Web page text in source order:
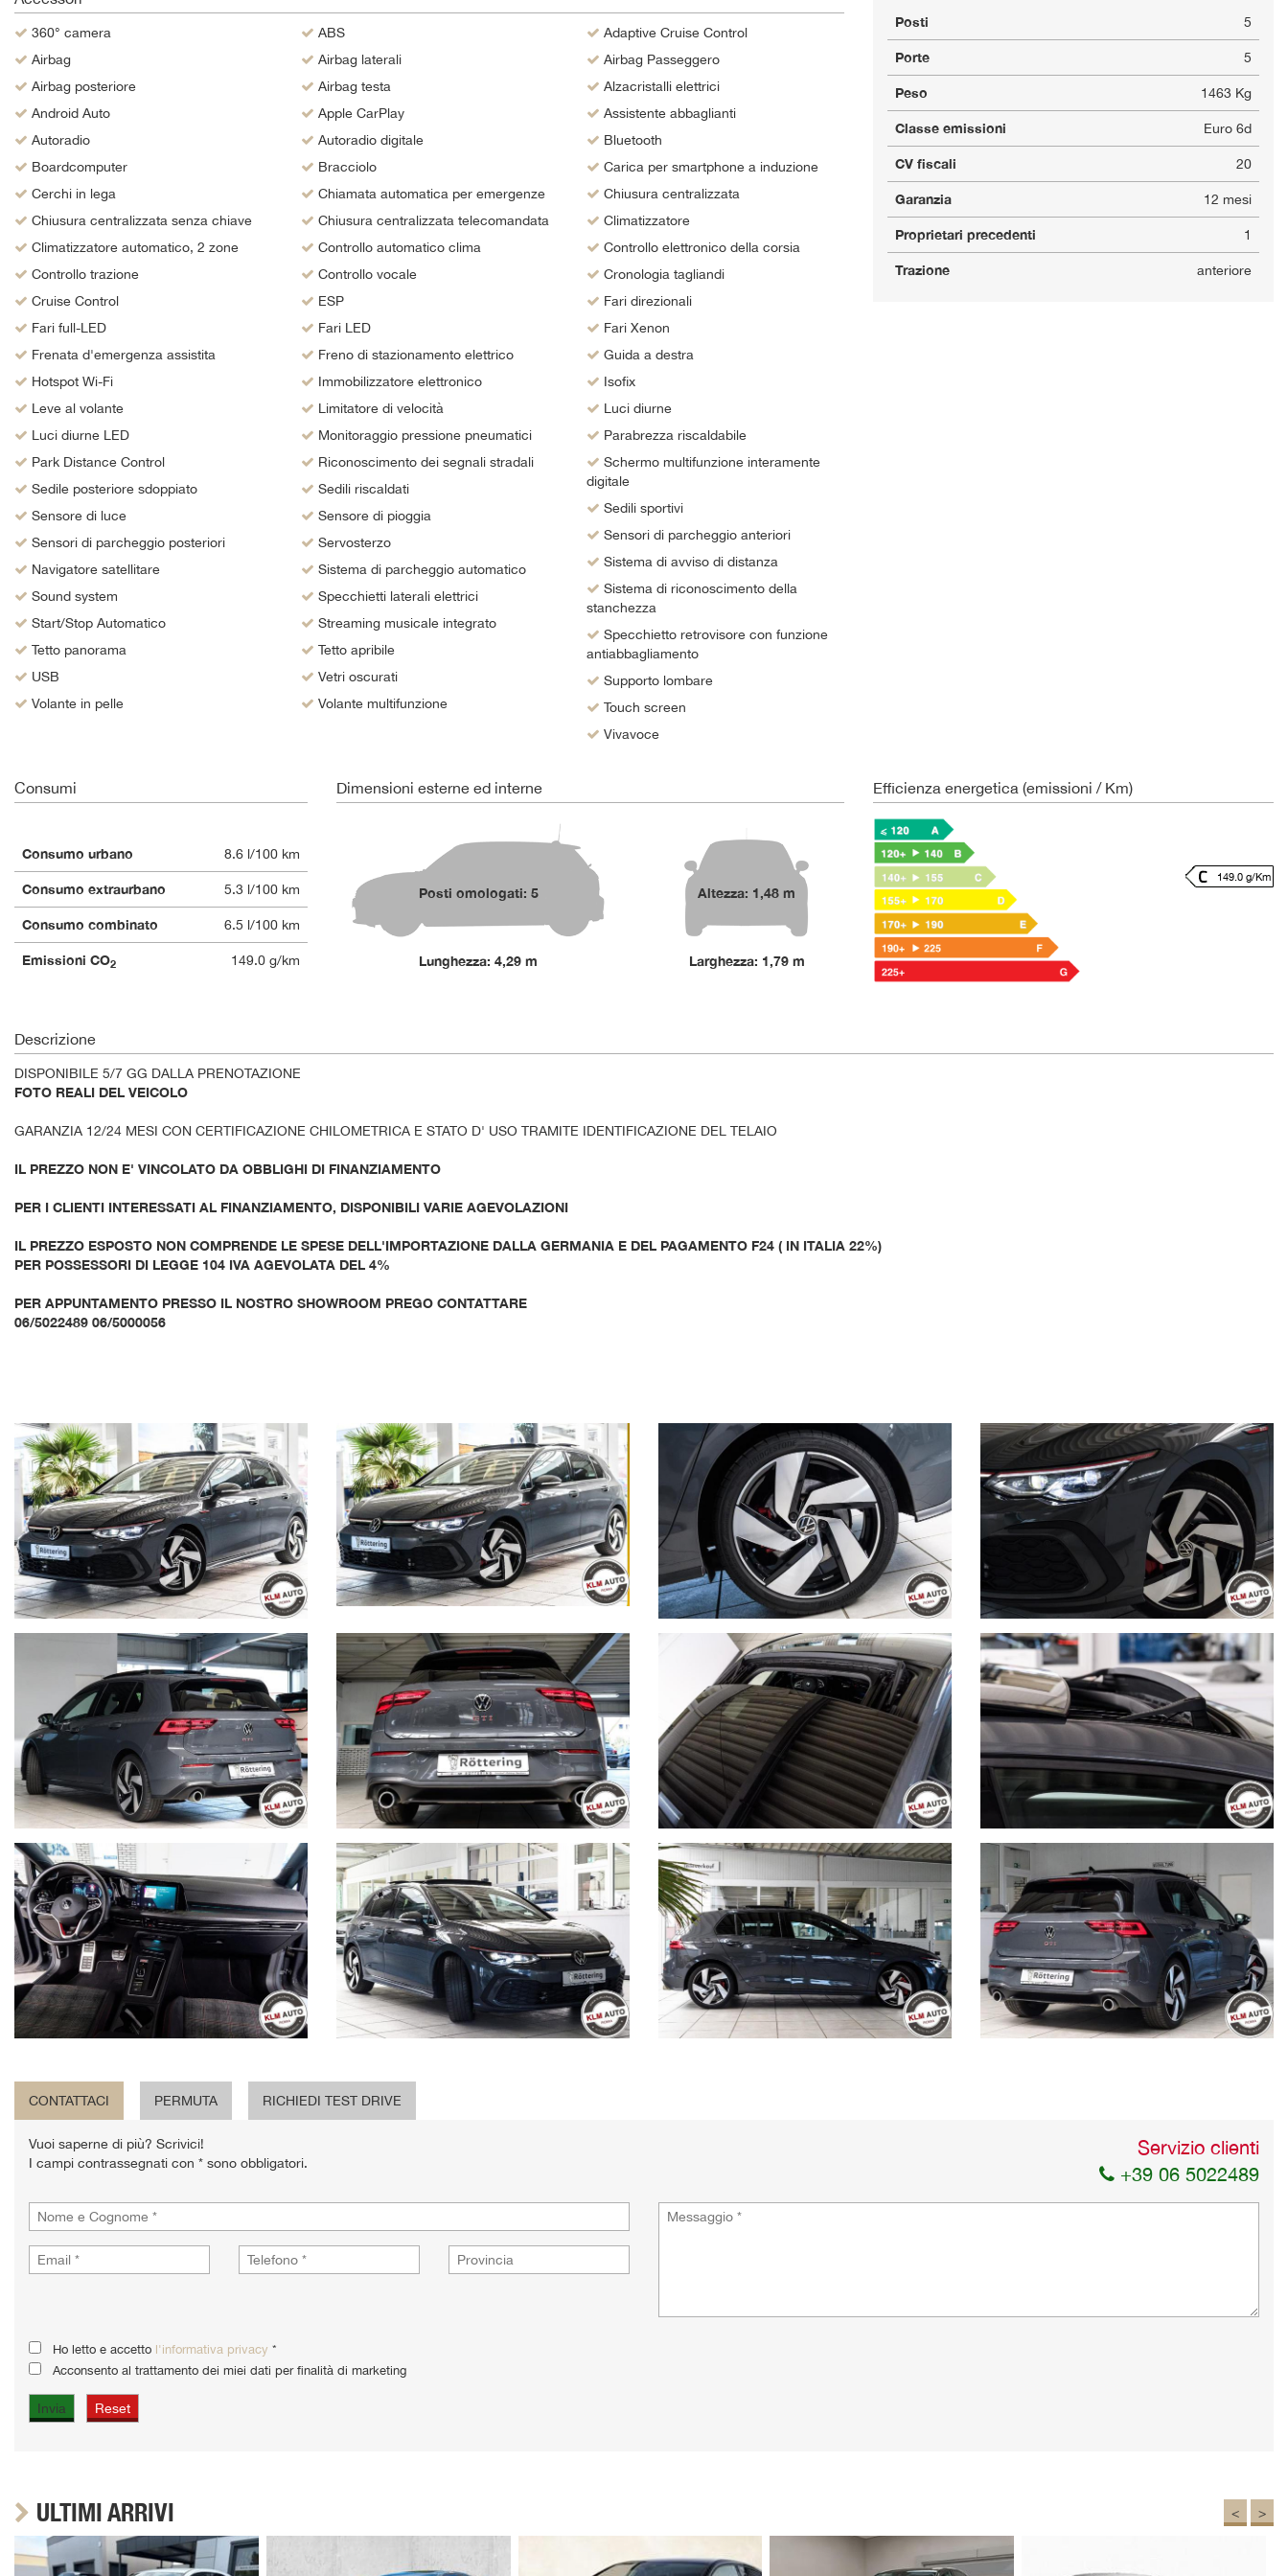
360° camera
Airbag
Airbag posteriore
Android Auto
Autoradio
Boardcomputer
Cerchi in lega
Chiusura centralizzata senza chiave
Climatizzatore automatico, 2 zone
Controllo trazione
Cruise Control
Fari full-LED
Frenata d'emergenza assistita
Hotspot Wi-Fi
Leve al volante
Luci diurne LED
Park Distance Control
Sedile posteriore sdoppiato
Sensore di luce
Sensori di parcheggio posteriori
Navigatore satellitare
Sound system
Start/Stop Automatico
Tetto panorama
USB
Volante in pelle
ABS
Airbag laterali
Airbag testa
Apple CarPlay
Autoradio digitale
Bracciolo
Chiamata automatica per emergenze
Chiusura centralizzata telecomandata
Controllo automatico clima
Controllo vocale
ESP
Fari LED
Freno di stazionamento elettrico
Immobilizzatore elettronico
Limitatore di velocità
Monitoraggio pressione pneumatici
Riconoscimento dei segnali stradali
Sedili riscaldati
Sensore di pioggia
Servosterzo
Sistema di parcheggio automatico
Specchietti laterali elettrici
Streaming musicale integrato
Tetto apribile
Vetri oscurati
Volante multifunzione
Adaptive Cruise Control
Airbag Passeggero
Alzacristalli elettrici
Assistente abbaglianti
Bluetooth
Carica per smartphone a induzione
Chiusura centralizzata
Climatizzatore
Controllo elettronico della corsia
Cronologia tagliandi
Fari direzionali
Fari Xenon
Guida a destra
Isofix
Luci diurne
Parabrezza riscaldabile
Schermo multifunzione interamente
digitale
Sedili sportivi
Sensori di parcheggio anteriori
Sistema di avviso di distanza
Sistema di riconoscimento della
stanchezza
Specchietto retrovisore con funzione
antiabbagliamento
Supporto lombare
Touch screen
Vivavoce
Posti 5
Porte 5
Peso 1463 Kg
Classe emissioni Euro 6d
CV fiscali 20
Garanzia 12 mesi
Proprietari precedenti 1
Trazione anteriore
Consumi
Consumo urbano 8.6 l/100 km
Consumo extraurbano 5.3 l/100 km
Consumo combinato 6.5 l/100 km
Emissioni CO2 149.0 g/km
Dimensioni esterne ed interne
Posti omologati: 5
Lunghezza: 4,29 m
Altezza: 1,48 m
Larghezza: 1,79 m
Efficienza energetica (emissioni / Km)
149.0 g/Km
Descrizione
DISPONIBILE 5/7 GG DALLA PRENOTAZIONE
FOTO REALI DEL VEICOLO
GARANZIA 12/24 MESI CON CERTIFICAZIONE CHILOMETRICA E STATO D' USO TRAMITE IDENTIFICAZIONE DEL TELAIO
IL PREZZO NON E' VINCOLATO DA OBBLIGHI DI FINANZIAMENTO
PER I CLIENTI INTERESSATI AL FINANZIAMENTO, DISPONIBILI VARIE AGEVOLAZIONI
IL PREZZO ESPOSTO NON COMPRENDE LE SPESE DELL'IMPORTAZIONE DALLA GERMANIA E DEL PAGAMENTO F24 ( IN ITALIA 22%)
PER POSSESSORI DI LEGGE 104 IVA AGEVOLATA DEL 4%
PER APPUNTAMENTO PRESSO IL NOSTRO SHOWROOM PREGO CONTATTARE
06/5022489 06/5000056
CONTATTACI PERMUTA RICHIEDI TEST DRIVE
Vuoi saperne di più? Scrivici!
I campi contrassegnati con * sono obbligatori.
Servizio clienti
+39 06 5022489
Ho letto e accetto l'informativa privacy *
Acconsento al trattamento dei miei dati per finalità di marketing
ULTIMI ARRIVI < >
questi
strumenti
di
si
rimanda
alla
policy.
Puoi
modificare
le
scelte
in
momento.
Cookie per il miglioramento dell'esperienza utente